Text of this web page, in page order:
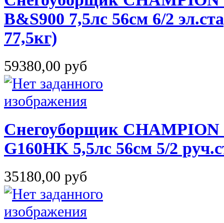
B&S900 7,5лс 56см 6/2
77,5кг)
59380,00 руб
Снегоуборщик CHAMPION
G160HK 5,5лс 56см 5/2
35180,00 руб